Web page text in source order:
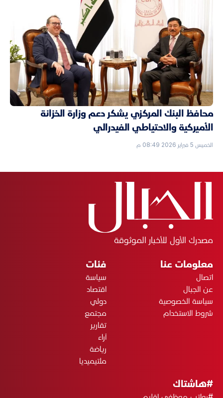
محافظ البنك المركزي يشكر دعم وزارة الخزانة
الأميركية والاحتياطي الفيدرالي
الخميس 5 فبراير 2026 08:49 م
مصدرك الأول للأخبار الموثوقة
معلومات عنا
اتصال
عن الجبال
سياسة الخصوصية
شروط الاستخدام
فئات
سياسة
اقتصاد
دولي
مجتمع
تقارير
آراء
رياضة
ملتيميديا
#هاشتاك